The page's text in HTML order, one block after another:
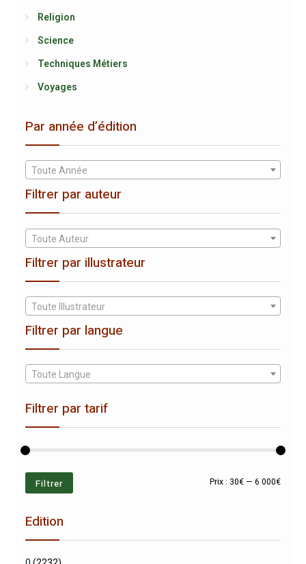
Religion
Science
Techniques Métiers
Voyages
Par année d’édition
Toute Année
Filtrer par auteur
Toute Auteur
Filtrer par illustrateur
Toute Illustrateur
Filtrer par langue
Toute Langue
Filtrer par tarif
Prix
Prix
Filtrer Prix : 30€ —6 000€
Edition